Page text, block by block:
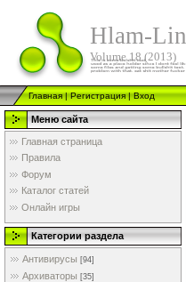
Hlam-
Volume 18 (2013)
Главная|Регистрация|Вход
Меню сайта
Главная страница
Правила
Форум
Каталог статей
Онлайн игры
Категории раздела
Антивирусы [94]
Архиваторы [35]